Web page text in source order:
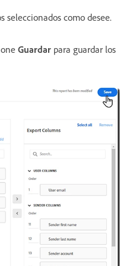
seleccionados como desee.
Guardar para guardar los